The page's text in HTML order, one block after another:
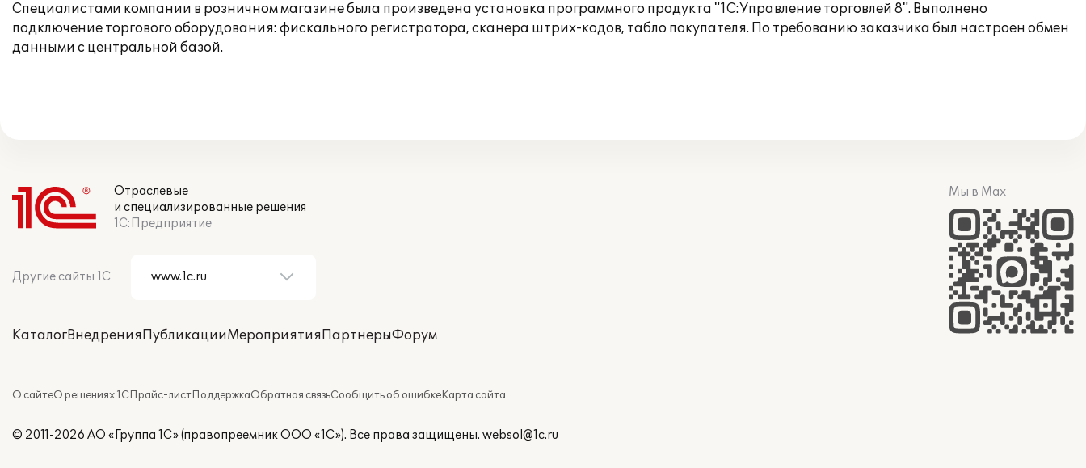
Специалистами компании в розничном магазине была произведена установка программного продукта "1С:Управление торговлей 8". Выполнено
подключение торгового оборудования: фискального регистратора, сканера штрих-кодов, табло покупателя. По требованию заказчика был настроен обмен
данными с центральной базой.
Отраслевые
и специализированные решения
1С:Предприятие
Другие сайты 1С
КаталогВнедренияПубликацииМероприятияПартнерыФорум
О сайтеО решениях 1СПрайс-листПоддержкаОбратная связьСообщить об ошибкеКарта сайта
Мы в Max
© 2011-2026 АО «Группа 1С» (правопреемник ООО «1С»). Все права защищены. websol@1c.ru